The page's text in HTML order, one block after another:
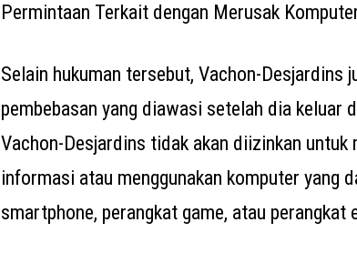
Permintaan Terkait dengan Merusak
Selain hukuman tersebut, Vachon-Desjardins
pembebasan yang diawasi setelah dia keluar
Vachon-Desjardins tidak akan diizinkan
informasi atau menggunakan komputer yang
smartphone, perangkat game, atau perangkat